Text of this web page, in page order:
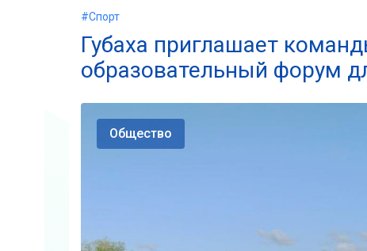
#Спорт
Губаха приглашает
образовательный форум
Общество